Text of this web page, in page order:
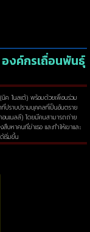
งค์กรเถื่อนพันธุ์
ค โนลเต้) พร้อมด้วยเพื่อนร่วม
ราบปรามบุคคลที่เป็นอันตราย
นเนลลี) โดยมีคนสามารถถ่าย
บหาคนที่ฆ่าเธอ และทำให้เขาและ
ริ่มขึ้น